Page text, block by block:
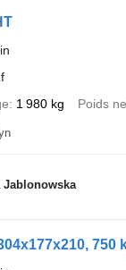
1 980 kg Poids
Jablonowska
750